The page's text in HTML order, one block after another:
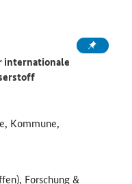
internationale
Kommune,
Forschung &